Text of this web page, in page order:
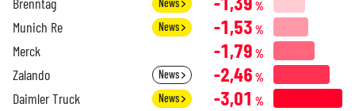
Brenntag News %
Munich Re News -1,53 %
Merck -1,79 %
Zalando News -2,46 %
Daimler Truck News -3,01 %